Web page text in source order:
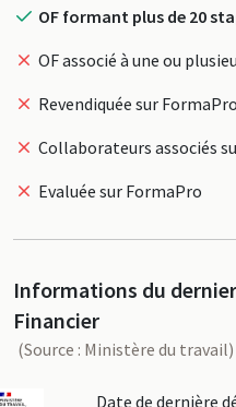
OF formant plus de 20
OF associé à une ou
Revendiquée sur FormaPro
Collaborateurs associés
Evaluée sur FormaPro
Informations du
Financier
(Source : Ministère du travail)
Date de dernière